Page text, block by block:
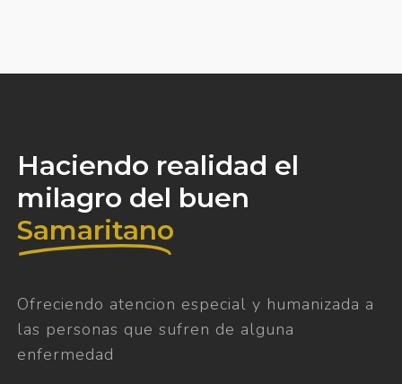
Haciendo realidad el
milagro del buen
Samaritano
Ofreciendo atencion especial y humanizada a
las personas que sufren de alguna
enfermedad